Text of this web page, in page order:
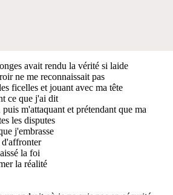
avait rendu la vérité si laide
ne me reconnaissait pas
ficelles et jouant avec ma tête
ce que j'ai dit
m'attaquant et prétendant que ma
les disputes
j'embrasse
la foi
la réalité